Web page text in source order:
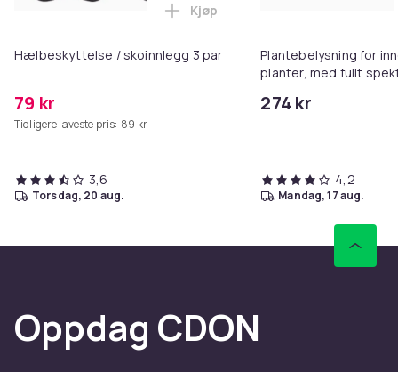
Hælbeskyttelse / skoinnlegg 3 par
79 kr
Tidligere laveste pris: 89 kr
Legg Hælbeskyttelse /
Kjøp
3,6
torsdag, 20 aug.
Plantebelysning for
planter, med fullt
274 kr
4,2
mandag, 17 aug.
Oppdag CDON